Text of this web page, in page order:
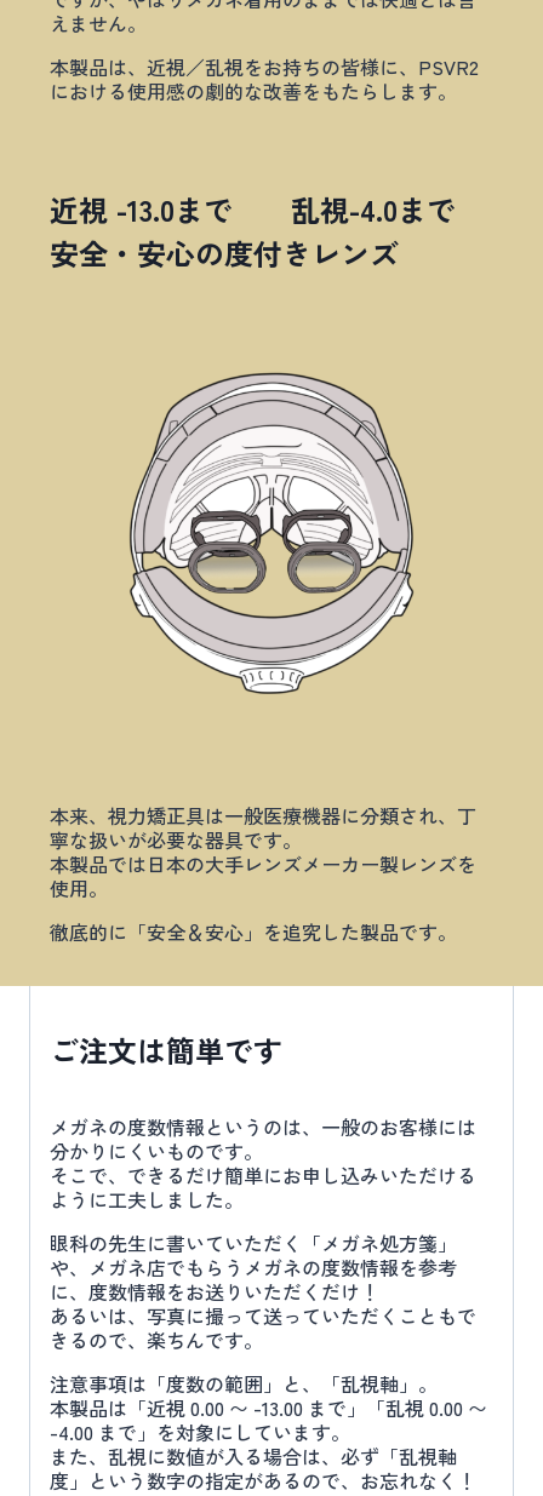
えません。
本製品は、近視／乱視をお持ちの皆様に、PSVR2
における使用感の劇的な改善をもたらします。
近視 -13.0まで 乱視-4.0まで
安全・安心の度付きレンズ
本来、視力矯正具は一般医療機器に分類され、丁
寧な扱いが必要な器具です。
本製品では日本の大手レンズメーカー製レンズを
使用。
徹底的に「安全＆安心」を追究した製品です。
ご注文は簡単です
メガネの度数情報というのは、一般のお客様には
分かりにくいものです。
そこで、できるだけ簡単にお申し込みいただける
ように工夫しました。
眼科の先生に書いていただく「メガネ処方箋」
や、メガネ店でもらうメガネの度数情報を参考
に、度数情報をお送りいただくだけ！
あるいは、写真に撮って送っていただくこともで
きるので、楽ちんです。
注意事項は「度数の範囲」と、「乱視軸」。
本製品は「近視 0.00 〜 -13.00 まで」「乱視 0.00 〜
-4.00 まで」を対象にしています。
また、乱視に数値が入る場合は、必ず「乱視軸
度」という数字の指定があるので、お忘れなく！